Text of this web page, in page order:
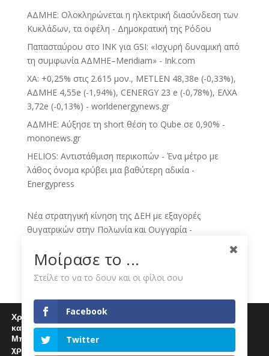
ΑΔΜΗΕ: Ολοκληρώνεται η ηλεκτρική διασύνδεση των
Κυκλάδων, τα οφέλη - Δημοκρατική της Ρόδου
Παπασταύρου στο INK για GSI: «Ισχυρή δυναμική από
τη συμφωνία ΑΔΜΗΕ–Meridiam» - Ink.com
ΧΑ: +0,25% στις 2.615 μον., METLEN 48,38e (-0,33%),
ΑΔΜΗΕ 4,55e (-1,94%), CENERGY 23 e (-0,78%), ΕΛΧΑ
3,72e (-0,13%) - worldenergynews.gr
ΑΔΜΗΕ: Αύξησε τη short θέση το Qube σε 0,90% -
mononews.gr
HELIOS: Αντιστάθμιση περικοπών - Ένα μέτρο με
λάθος όνομα κρύβει μια βαθύτερη αδικία -
Energypress
Νέα στρατηγική κίνηση της ΔΕΗ με εξαγορές
θυγατρικών στην Πολωνία και Ουγγαρία -
ECO NEWS BY ΔΕΗ - Skai.gr
ΔΕΗ: Νέο deal για ΑΠΕ άνω των 2 GW σε Πολωνία και
Ομιλος ΔΕΗ: Νέα συμφωνία για χαρτοφυλάκιο έργων
ΑΠΕ άνω των 2 GW - Kathimerini
ΔΕΗ: Κίνηση-ματ άνω των 2 GW στην Κεντρική
Χρησιμοποιούμε cookies για να σας προσφέρουμε μία
καλύτερη εμπειρία περιήγησης στον ιστότοπό μας.
Μπορείτε να μάθετε περισσότερα για τα cookies που
χρησιμοποιούμε
Μοίρασε το ...
Στείλε το να το δουν και οι φίλοι σου
Facebook
Twitter